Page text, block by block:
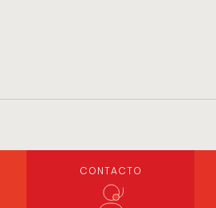
CONTACTO